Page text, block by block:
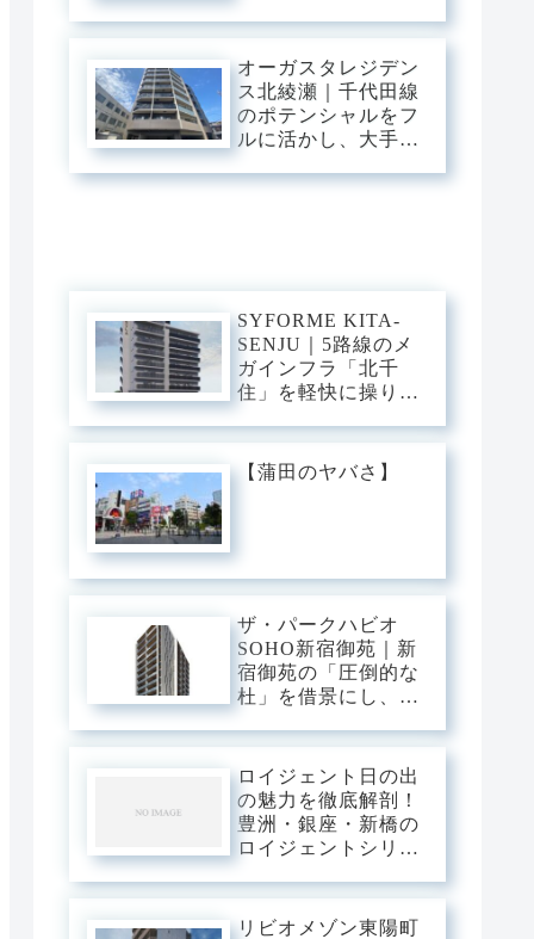
野・弥生町の「静穏
な平穏」に還る、洗
練のアーバン・スタ
イリッシュベース。
オーガスタレジデン
ス北綾瀬｜千代田線
のポテンシャルをフ
ルに活かし、大手
へダイレクト。東和
SYFORME KITA-
SENJU｜5路線のメ
ガインフラ「北千
住」を軽快に操り、
野へダイレクト。駅
前の圧倒的な躍動
と、分譲仕様の「洗
ス。
【蒲田のヤバさ】
ザ・パークハビオ
SOHO新宿御苑｜新
宿御苑の「圧倒的な
杜」を借景にし、新
内に収める。職住の
境界を美しく溶か
す、三菱地所レジデ
ンスが贈るハイエン
ドSOHOステージ。
ロイジェント日の出
の魅力を徹底解剖！
豊洲・銀座・新橋の
ロイジェントシリー
リビオメゾン東陽町